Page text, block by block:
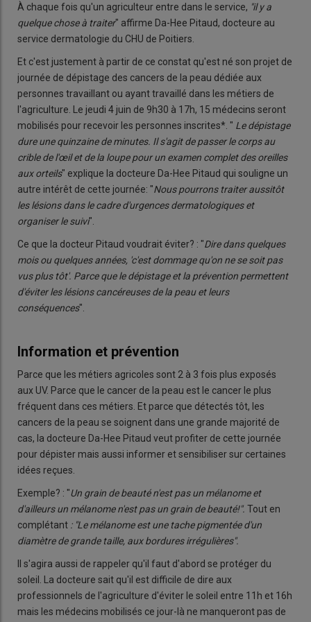
À chaque fois qu'un agriculteur entre dans le service, "il y a
quelque chose à traiter" affirme Da-Hee Pitaud, docteure au
service dermatologie du CHU de Poitiers.
Et c'est justement à partir de ce constat qu'est né son projet de
journée de dépistage des cancers de la peau dédiée aux
personnes travaillant ou ayant travaillé dans les métiers de
l'agriculture. Le jeudi 4 juin de 9h30 à 17h, 15 médecins seront
mobilisés pour recevoir les personnes inscrites*. " Le dépistage
dure une quinzaine de minutes. Il s'agit de passer le corps au
crible de l'œil et de la loupe pour un examen complet des oreilles
aux orteils" explique la docteure Da-Hee Pitaud qui souligne un
autre intérêt de cette journée: "Nous pourrons traiter aussitôt
les lésions dans le cadre d'urgences dermatologiques et
organiser le suivi".
Ce que la docteur Pitaud voudrait éviter? : "Dire dans quelques
mois ou quelques années, 'c'est dommage qu'on ne se soit pas
vus plus tôt'. Parce que le dépistage et la prévention permettent
d'éviter les lésions cancéreuses de la peau et leurs
conséquences".
Information et prévention
Parce que les métiers agricoles sont 2 à 3 fois plus exposés
aux UV. Parce que le cancer de la peau est le cancer le plus
fréquent dans ces métiers. Et parce que détectés tôt, les
cancers de la peau se soignent dans une grande majorité de
cas, la docteure Da-Hee Pitaud veut profiter de cette journée
pour dépister mais aussi informer et sensibiliser sur certaines
idées reçues.
Exemple? : "Un grain de beauté n'est pas un mélanome et
d'ailleurs un mélanome n'est pas un grain de beauté!". Tout en
complétant : "Le mélanome est une tache pigmentée d'un
diamètre de grande taille, aux bordures irrégulières".
Il s'agira aussi de rappeler qu'il faut d'abord se protéger du
soleil. La docteure sait qu'il est difficile de dire aux
professionnels de l'agriculture d'éviter le soleil entre 11h et 16h
mais les médecins mobilisés ce jour-là ne manqueront pas de